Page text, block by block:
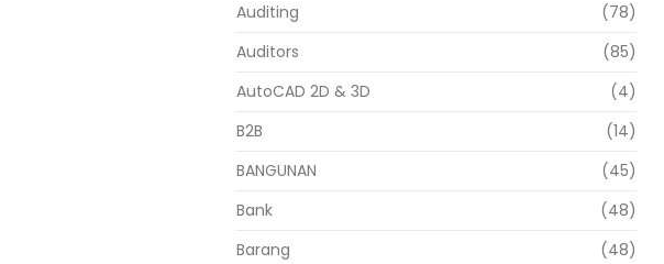
Auditing
(78)
Auditors
(85)
AutoCAD 2D & 3D
(4)
B2B
(14)
BANGUNAN
(45)
Bank
(48)
Barang
(48)